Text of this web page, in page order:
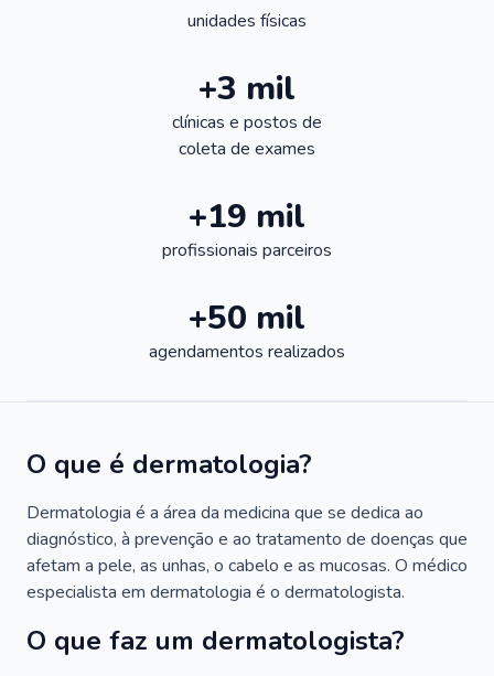
unidades físicas
+3 mil
clínicas e postos de
coleta de exames
+19 mil
profissionais parceiros
+50 mil
agendamentos realizados
O que é dermatologia?
Dermatologia é a área da medicina que se dedica ao
diagnóstico, à prevenção e ao tratamento de doenças que
afetam a pele, as unhas, o cabelo e as mucosas. O médico
especialista em dermatologia é o dermatologista.
O que faz um dermatologista?